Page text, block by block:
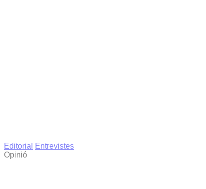
Editorial
Entrevistes
Opinió